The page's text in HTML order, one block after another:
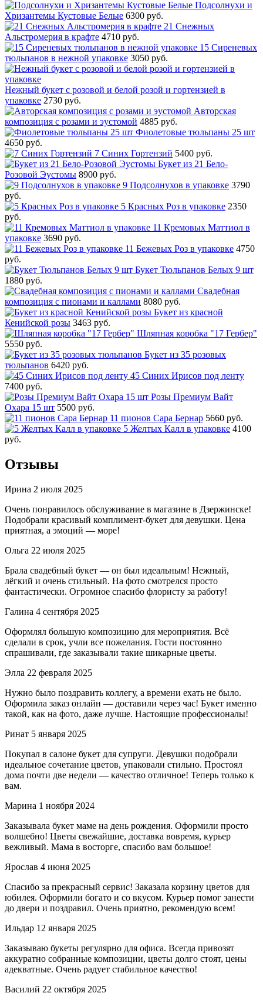
Подсолнухи и
Хризантемы Кустовые Белые 6300 руб.
21 Снежных
Альстромерия в крафте 4710 руб.
15 Сиреневых
тюльпанов в нежной упаковке 3050 руб.
Нежный букет с розовой и белой розой и гортензией в
упаковке 2730 руб.
Авторская
композиция с розами и эустомой 4885 руб.
Фиолетовые тюльпаны 25 шт
4650 руб.
7 Синих Гортензий 5400 руб.
Букет из 21 Бело-
Розовой Эустомы 8900 руб.
9 Подсолнухов в упаковке 3790
руб.
5 Красных Роз в упаковке 2350
руб.
11 Кремовых Маттиол в
упаковке 3690 руб.
11 Бежевых Роз в упаковке 4750
руб.
Букет Тюльпанов Белых 9 шт
1880 руб.
Свадебная
композиция с пионами и каллами 8080 руб.
Букет из красной
Кенийской розы 3463 руб.
Шляпная коробка "17 Гербер"
5550 руб.
Букет из 35 розовых
тюльпанов 6420 руб.
45 Синих Ирисов под ленту
7400 руб.
Розы Премиум Вайт
Охара 15 шт 5500 руб.
11 пионов Сара Бернар 5660 руб.
5 Желтых Калл в упаковке 4100
руб.
Отзывы
Ирина 2 июля 2025
Очень понравилось обслуживание в магазине в Дзержинске!
Подобрали красивый комплимент-букет для девушки. Цена
приятная, а эмоций — море!
Ольга 22 июля 2025
Брала свадебный букет — он был идеальным! Нежный,
лёгкий и очень стильный. На фото смотрелся просто
фантастически. Огромное спасибо флористу за работу!
Галина 4 сентября 2025
Оформлял большую композицию для мероприятия. Всё
сделали в срок, учли все пожелания. Гости постоянно
спрашивали, где заказывали такие шикарные цветы.
Элла 22 февраля 2025
Нужно было поздравить коллегу, а времени ехать не было.
Оформила заказ онлайн — доставили через час! Букет именно
такой, как на фото, даже лучше. Настоящие профессионалы!
Ринат 5 января 2025
Покупал в салоне букет для супруги. Девушки подобрали
идеальное сочетание цветов, упаковали стильно. Простоял
дома почти две недели — качество отличное! Теперь только к
вам.
Марина 1 ноября 2024
Заказывала букет маме на день рождения. Оформили просто
волшебно! Цветы свежайшие, доставка вовремя, курьер
вежливый. Мама в восторге, спасибо вам большое!
Ярослав 4 июня 2025
Спасибо за прекрасный сервис! Заказала корзину цветов для
юбилея. Оформили богато и со вкусом. Курьер помог занести
до двери и поздравил. Очень приятно, рекомендую всем!
Ильдар 12 января 2025
Заказываю букеты регулярно для офиса. Всегда привозят
аккуратно собранные композиции, цветы долго стоят, цены
адекватные. Очень радует стабильное качество!
Василий 22 октября 2025